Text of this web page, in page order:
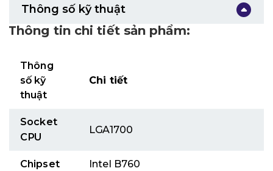
Thông số kỹ thuật
Thông tin chi tiết sản phẩm:
Thông
số kỹ
thuật
Chi tiết
Socket
CPU
LGA1700
Chipset Intel B760